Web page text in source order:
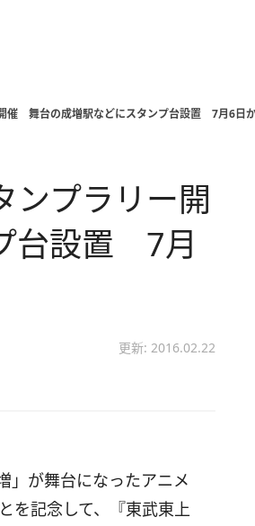
催 舞台の成増駅などにスタンプ台設置 7月6日
ンプラリー開
台設置 7月
更新: 2016.02.22
」が舞台になったアニメ
を記念して、『東武東上